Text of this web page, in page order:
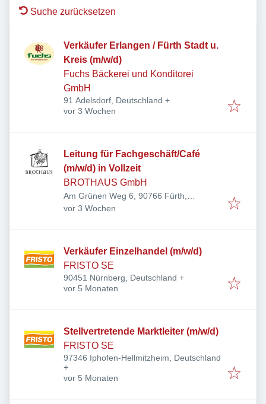
Suche zurücksetzen
Verkäufer Erlangen / Fürth Stadt u.
Kreis (m/w/d)
Fuchs Bäckerei und Konditorei
GmbH
91 Adelsdorf, Deutschland +
Veröffentlicht:
vor 3 Wochen
Leitung für Fachgeschäft/Café
(m/w/d) in Vollzeit
BROTHAUS GmbH
Am Grünen Weg 6, 90766 Fürth,
Deutschland
Veröffentlicht:
vor 3 Wochen
Verkäufer Einzelhandel (m/w/d)
FRISTO SE
90451 Nürnberg, Deutschland +
Veröffentlicht:
vor 5 Monaten
Stellvertretende Marktleiter (m/w/d)
FRISTO SE
97346 Iphofen-Hellmitzheim, Deutschland
+
Veröffentlicht:
vor 5 Monaten